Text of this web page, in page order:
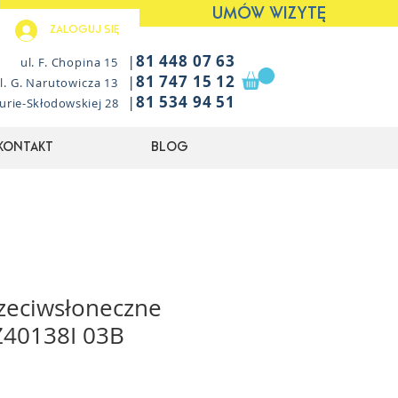
Zaloguj się
UMÓW WIZYTĘ
ul. F. Chopina 15
G. Narutowicza 13
Skłodowskiej 28
|81 448 07 63
|81 747 15 12
|81 534 94 51
Blog
03B